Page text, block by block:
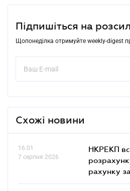
Підпишіться на
Щопонеділка отримуйте weekly-digest
Схожі новини
16.01
7 серпня 2026
НКРЕКП
рахунку